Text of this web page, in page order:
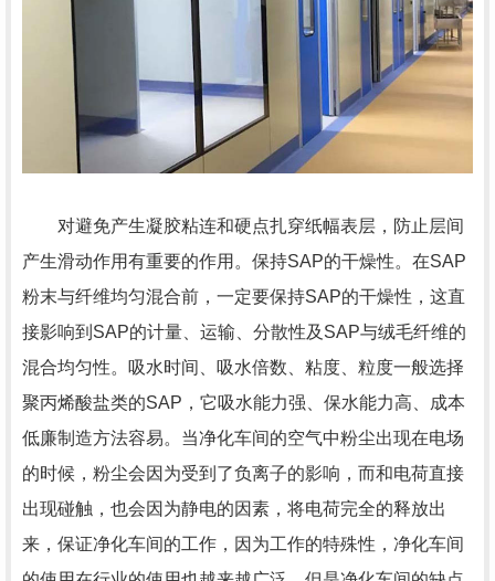
对避免产生凝胶粘连和硬点扎穿纸幅表层，防止层间
产生滑动作用有重要的作用。保持SAP的干燥性。在SAP
粉末与纤维均匀混合前，一定要保持SAP的干燥性，这直
接影响到SAP的计量、运输、分散性及SAP与绒毛纤维的
混合均匀性。吸水时间、吸水倍数、粘度、粒度一般选择
聚丙烯酸盐类的SAP，它吸水能力强、保水能力高、成本
低廉制造方法容易。当净化车间的空气中粉尘出现在电场
的时候，粉尘会因为受到了负离子的影响，而和电荷直接
出现碰触，也会因为静电的因素，将电荷完全的释放出
来，保证净化车间的工作，因为工作的特殊性，净化车间